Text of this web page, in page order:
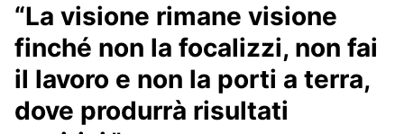
“La visione rimane visione
finché non la focalizzi, non fai
il lavoro e non la porti a terra,
dove produrrà risultati